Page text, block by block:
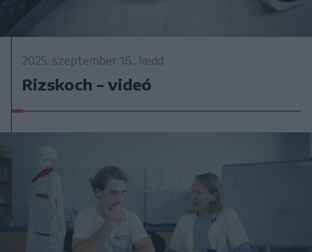
2025. szeptember 16., kedd
Rizskoch – videó